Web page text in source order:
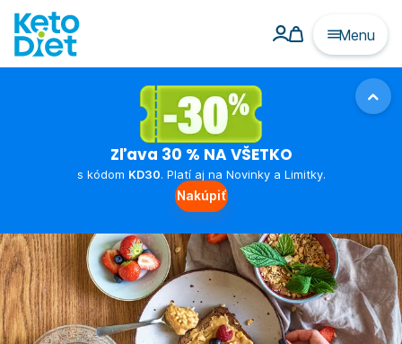
Menu
Zľava 30 % NA VŠETKO
s kódom KD30. Platí aj na Novinky a Limitky.
Nakúpiť